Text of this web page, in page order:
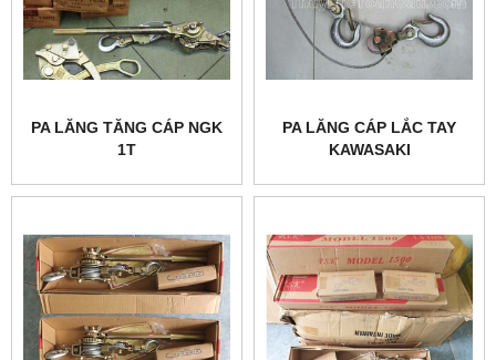
PA LĂNG TĂNG CÁP NGK
1T
PA LĂNG CÁP LẮC TAY
KAWASAKI